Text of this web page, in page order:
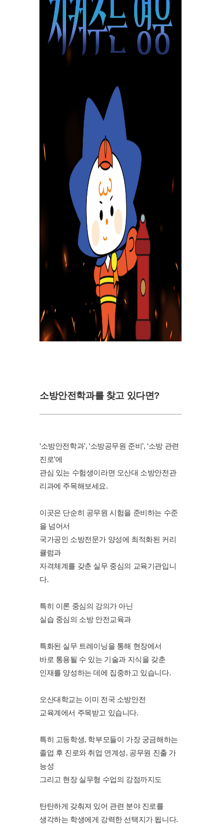
소방안전학과를 찾고 있다면?
‘소방안전학과’, ‘소방공무원 준비’, ‘소방 관련
진로’에
관심 있는 수험생이라면 오산대 소방안전관
리과에 주목해보세요.
이곳은 단순히 공무원 시험을 준비하는 수준
을 넘어서
국가공인 소방전문가 양성에 최적화된 커리
큘럼과
자격체계를 갖춘 실무 중심의 교육기관입니
다.
특히 이론 중심의 강의가 아닌
실습 중심의 소방 안전교육과
특화된 실무 트레이닝을 통해 현장에서
바로 통용될 수 있는 기술과 지식을 갖춘
인재를 양성하는 데에 집중하고 있습니다.
오산대학교는 이미 전국 소방안전
교육계에서 주목받고 있습니다.
특히 고등학생, 학부모들이 가장 궁금해하는
졸업 후 진로와 취업 연계성, 공무원 진출 가
능성
그리고 현장 실무형 수업의 강점까지도
탄탄하게 갖춰져 있어 관련 분야 진로를
생각하는 학생에게 강력한 선택지가 됩니다.